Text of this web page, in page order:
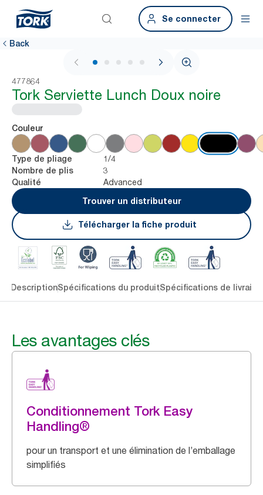
Se connecter
Back
1 / 6
477864
Tork Serviette Lunch Doux noire
Couleur
Type de pliage 1/4
Nombre de plis 3
Qualité
Advanced
Trouver un distributeur
Télécharger la fiche produit
DescriptionSpécifications du produitSpécifications de
Les avantages clés
Conditionnement Tork Easy
Handling®
pour un transport et une élimination de l’emballage
simplifiés